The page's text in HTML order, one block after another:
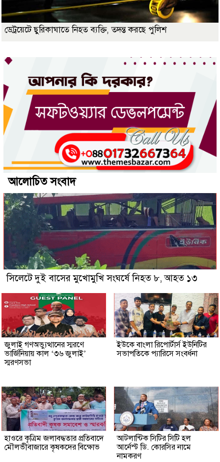
ডেট্রয়েটে ছুরিকাঘাতে নিহত ব্যক্তি, তদন্ত করছে পুলিশ
আলোচিত সংবাদ
সিলেটে দুই বাসের মুখোমুখি সংঘর্ষে নিহত ৮, আহত ১৩
জুলাই গণঅভ্যুত্থানের স্মরণে
ভার্জিনিয়ায় কাল ‘৩৬ জুলাই’
স্মরণসভা
ইউকে বাংলা রিপোর্টার্স ইউনিটির
সভাপতিকে প্যারিসে সংবর্ধনা
হাওরে কৃত্রিম জলাবদ্ধতার প্রতিবাদে
মৌলভীবাজারে কৃষকদের বিক্ষোভ
আটলান্টিক সিটির সিটি হল
আর্নেস্ট ডি. কোরসির নামে
নামকরণ